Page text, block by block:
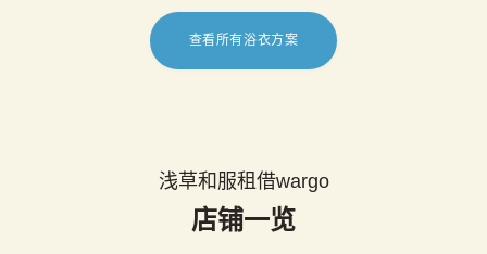
查看所有浴衣方案
浅草和服租借wargo
店铺一览